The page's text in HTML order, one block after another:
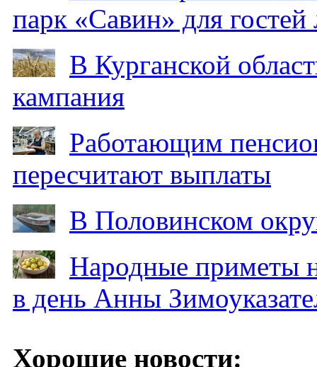
парк «Савин» для гостей
В Курганской
кампания
Работающим
пересчитают выплаты
В Половинском
Народные приметы
в день Анны
Хорошие новости: